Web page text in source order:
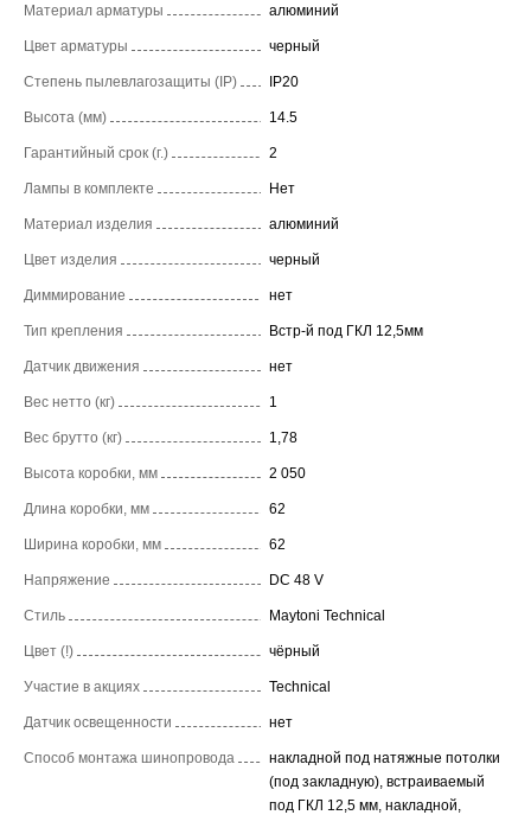
Материал арматуры алюминий
Цвет арматуры черный
Степень пылевлагозащиты (IP) IP20
Высота (мм) 14.5
Гарантийный срок (г.) 2
Лампы в комплекте Нет
Материал изделия алюминий
Цвет изделия черный
Диммирование нет
Тип крепления Встр-й под ГКЛ 12,5мм
Датчик движения нет
Вес нетто (кг) 1
Вес брутто (кг) 1,78
Высота коробки, мм 2 050
Длина коробки, мм 62
Ширина коробки, мм 62
Напряжение DC 48 V
Стиль Maytoni Technical
Цвет (!) чёрный
Участие в акциях Technical
Датчик освещенности нет
Способ монтажа шинопровода
накладной под натяжные потолки
(под закладную), встраиваемый
под ГКЛ 12,5 мм, накладной,